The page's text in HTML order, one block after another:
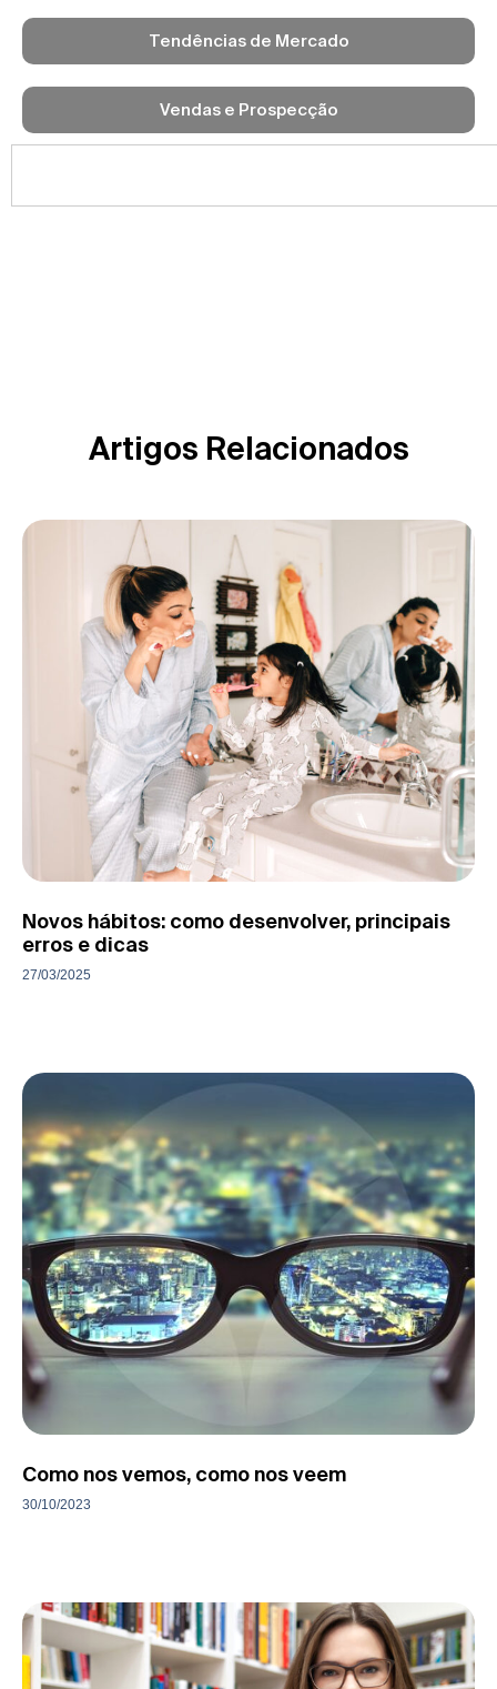
Tendências de Mercado
Vendas e Prospecção
Artigos Relacionados
Novos hábitos: como desenvolver, principais
erros e dicas
27/03/2025
Como nos vemos, como nos veem
30/10/2023